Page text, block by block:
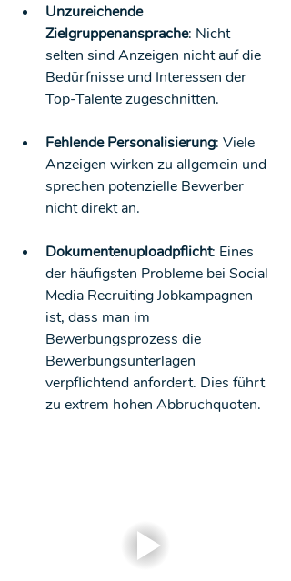
Unzureichende
Zielgruppenansprache: Nicht
selten sind Anzeigen nicht auf die
Bedürfnisse und Interessen der
Top-Talente zugeschnitten.
Fehlende Personalisierung: Viele
Anzeigen wirken zu allgemein und
sprechen potenzielle Bewerber
nicht direkt an.
Dokumentenuploadpflicht: Eines
der häufigsten Probleme bei Social
Media Recruiting Jobkampagnen
ist, dass man im
Bewerbungsprozess die
Bewerbungsunterlagen
verpflichtend anfordert. Dies führt
zu extrem hohen Abbruchquoten.